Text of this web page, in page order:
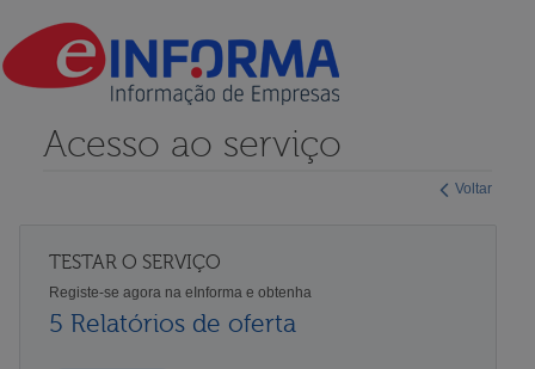
Voltar
Acesso ao serviço
TESTAR O SERVIÇO
Registe-se agora na eInforma e obtenha
5 Relatórios de oferta